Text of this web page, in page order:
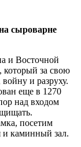
сыроварне
и Восточной
, который за свою
и разруху.
еще в 1270
над входом
посетим
и каминный зал.